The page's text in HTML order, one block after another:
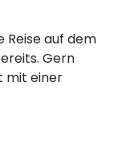
Reise auf dem
Gern
mit einer